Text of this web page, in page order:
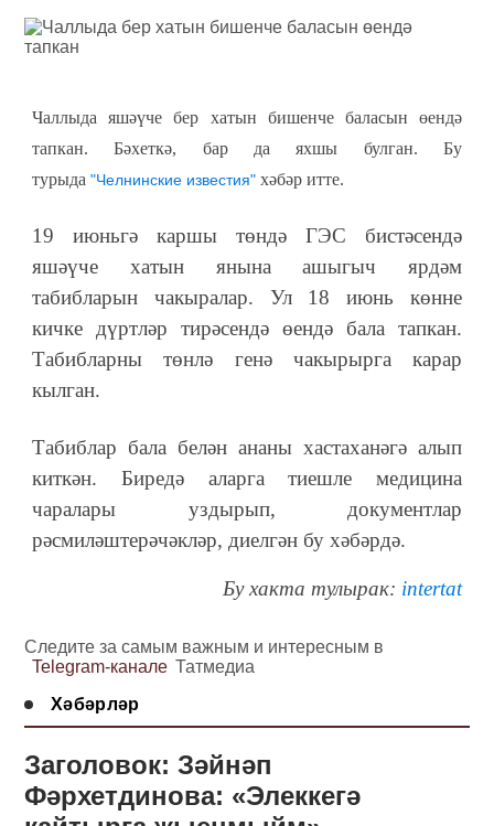
Чаллыда яшәүче бер хатын бишенче баласын өендә
тапкан. Бәхеткә, бар да яхшы булган. Бу
турыда "Челнинские известия" хәбәр итте.
19 июньгә каршы төндә ГЭС бистәсендә
яшәүче хатын янына ашыгыч ярдәм
табибларын чакыралар. Ул 18 июнь көнне
кичке дүртләр тирәсендә өендә бала тапкан.
Табибларны төнлә генә чакырырга карар
кылган.
Табиблар бала белән ананы хастаханәгә алып
киткән. Биредә аларга тиешле медицина
чаралары уздырып, документлар
рәсмиләштерәчәкләр, диелгән бу хәбәрдә.
Бу хакта тулырак: intertat
Следите за самым важным и интересным в
Telegram-канале Татмедиа
Хәбәрләр
Заголовок: Зәйнәп
Фәрхетдинова: «Элеккегә